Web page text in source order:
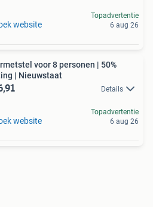
website
Topadvertentie
6 aug 26
voor 8 personen | 50%
| Nieuwstaat
Details
website
Topadvertentie
6 aug 26